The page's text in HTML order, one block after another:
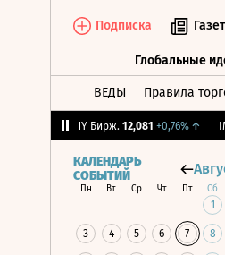
Подписка
Глобальные
ВЕДЫ Правила
CNY Бирж. 12,081 +0,76%↑
КАЛЕНДАРЬ
СОБЫТИЙ
Пн Вт Ср Чт Пт Сб
1
3 4 5 6 7 8